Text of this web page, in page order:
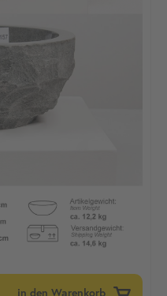
in den Warenkorb